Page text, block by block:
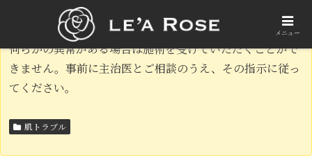
肌が極端に弱い、ケロイド体質、光過敏症、その他皮膚に
何らかの異常がある場合は施術を受けていただくことがで
きません。事前に主治医とご相談のうえ、その指示に従っ
てください。
肌トラブル
メニュー